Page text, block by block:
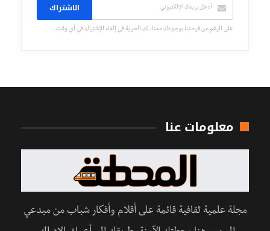
الاشتراك
على الرغم من فرحتنا بوجودك معنا، لك الحرية في إلغاء الإشتراك في أي وقت.
معلومات عنا
مجلة علمية ثقافية قائمة على أقلام وأفكار شباب من مبدعي